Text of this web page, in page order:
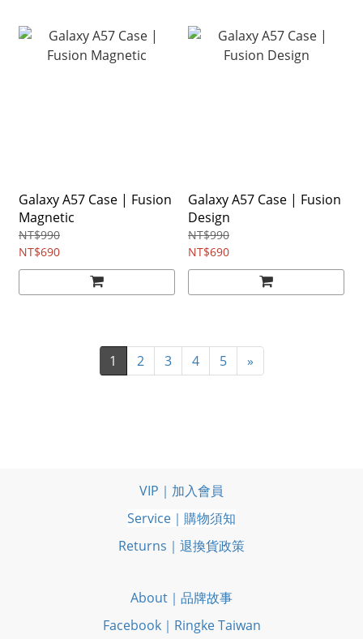
Galaxy A57 Case | Fusion
Magnetic
NT$990
NT$690
Galaxy A57 Case | Fusion
Design
NT$990
NT$690
1 2 3 4 5 »
VIP｜加入會員
Service｜購物須知
Returns｜退換貨政策
About｜品牌故事
Facebook｜Ringke Taiwan